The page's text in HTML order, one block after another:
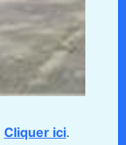
Cliquer ici.